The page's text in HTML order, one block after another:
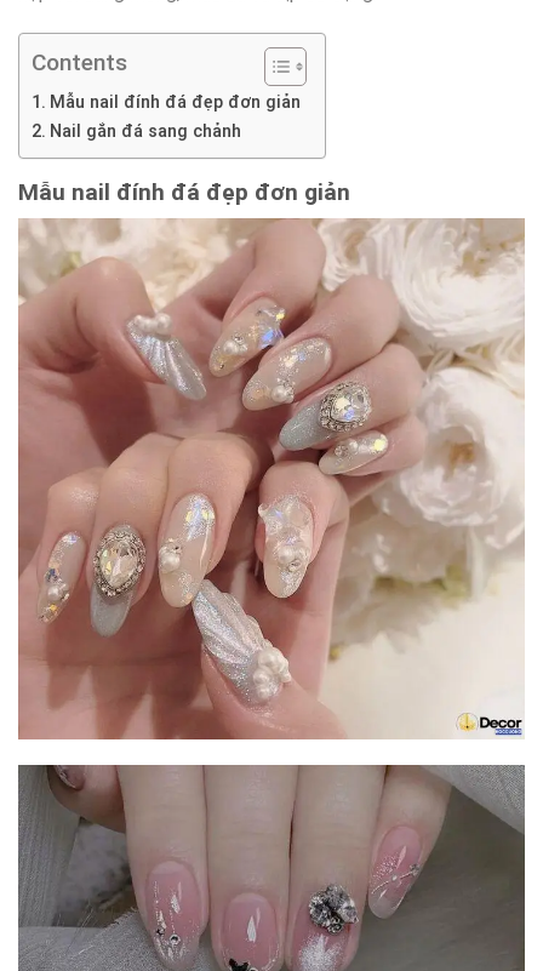
Contents
Mẫu nail đính đá đẹp đơn giản
Nail gắn đá sang chảnh
Mẫu nail đính đá đẹp đơn giản